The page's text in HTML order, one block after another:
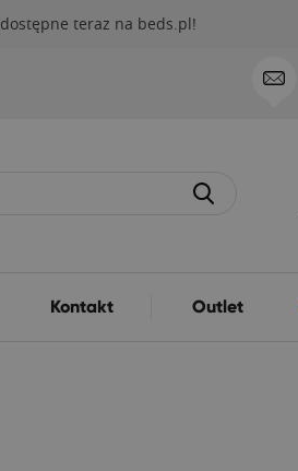
dostępne teraz na beds.pl!
Kontakt Outlet